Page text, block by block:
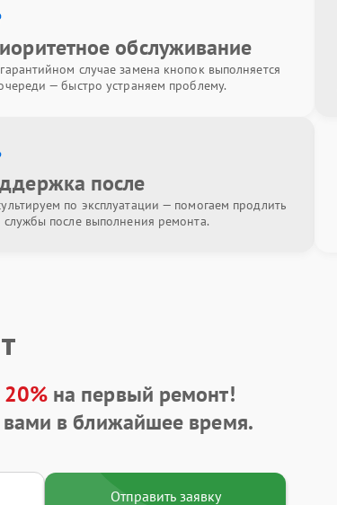
обслуживание
случае замена кнопок выполняется
— быстро устраняем проблему.
после
по эксплуатации — помогаем продлить
службы после выполнения ремонта.
20%на первый ремонт!
в ближайшее время.
Отправить заявку